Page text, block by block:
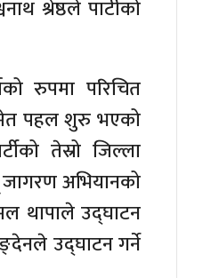
श्रेष्ठले पार्टीको
रुपमा परिचित
पहल शुरु भएको
तेस्रो जिल्ला
अभियानको
थापाले उद्घाटन
उद्घाटन गर्ने